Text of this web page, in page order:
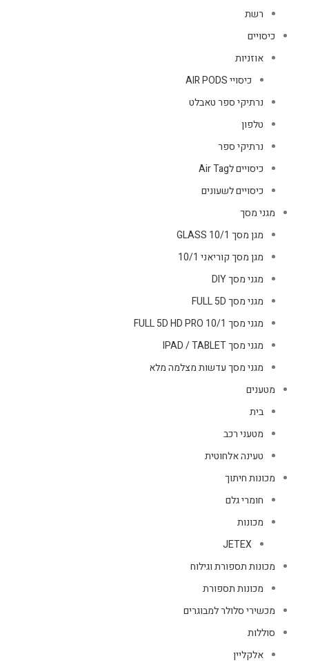
רשת
כיסויים
אוזניות
כיסויי AIR PODS
נרתיקי ספר טאבלט
טלפון
נרתיקי ספר
כיסויים לAir Tag
כיסויים לשעונים
מגני מסך
מגן מסך GLASS 10/1
מגן מסך קוריאני 10/1
מגני מסך DIY
מגני מסך FULL 5D
מגני מסך FULL 5D HD PRO 10/1
מגני מסך IPAD / TABLET
מגני מסך עדשות מצלמה מלא
מטענים
בית
מטעני רכב
טעינה אלחוטית
מכונות חיתוך
חומרי גלם
מכונות
JETEX
מכונות תספורת וגילוח
מכונות תספורת
מכשירי סלולר למבוגרים
סוללות
אלקליין